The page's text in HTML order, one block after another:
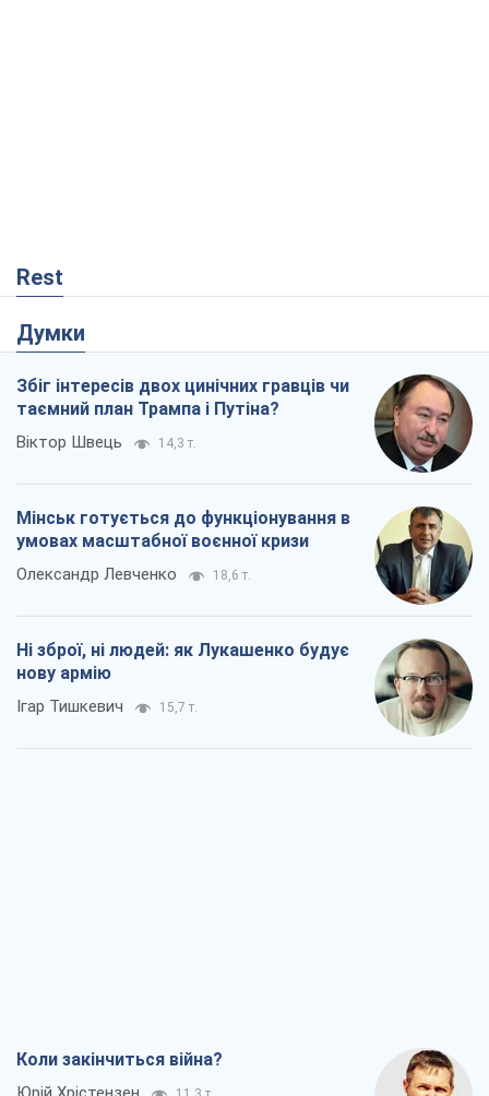
Rest
Думки
Збіг інтересів двох цинічних гравців чи
таємний план Трампа і Путіна?
Віктор Швець 14,3 т.
Мінськ готується до функціонування в
умовах масштабної воєнної кризи
Олександр Левченко 18,6 т.
Ні зброї, ні людей: як Лукашенко будує
нову армію
Ігар Тишкевич 15,7 т.
Коли закінчиться війна?